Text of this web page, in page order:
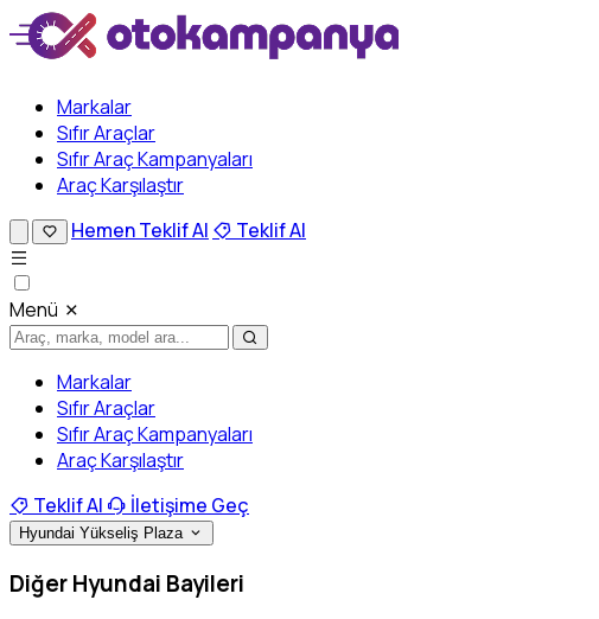
Markalar
Sıfır Araçlar
Sıfır Araç Kampanyaları
Araç Karşılaştır
Hemen Teklif Al
Teklif Al
Menü
Markalar
Sıfır Araçlar
Sıfır Araç Kampanyaları
Araç Karşılaştır
Teklif Al
İletişime Geç
Hyundai Yükseliş Plaza
Diğer Hyundai Bayileri